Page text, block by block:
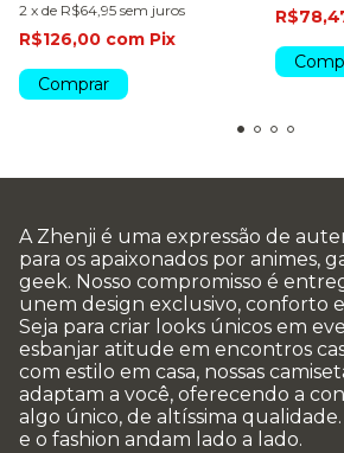
2 x de R$64,95 sem juros
R$126,00 com Pix
Comprar
A Zhenji é uma expressão de
para os apaixonados por animes,
geek. Nosso compromisso é
unem design exclusivo, conforto
Seja para criar looks únicos em
esbanjar atitude em encontros
com estilo em casa, nossas
adaptam a você, oferecendo a
algo único, de altíssima
e o fashion andam lado a lado.